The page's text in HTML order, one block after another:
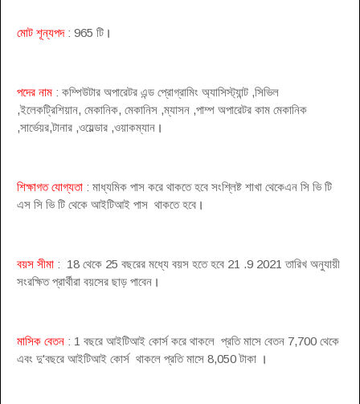
মোট শূন্যপদ: 965 টি ।
পদের নাম : কম্পিউটার অপারেটর এন্ড প্রোগ্রামিং অ্যাসিস্ট্যান্ট ,সিভিল
,ইলেকট্রিশিয়ান, মেকানিক, মেকানিস ,ম্যাসন ,পাম্প অপারেটর কাম মেকানিক
,সার্ভেয়র,টানার ,ওয়েল্ডার ,ওয়াকম্যান ।
শিক্ষাগত যোগ্যতা : মাধ্যমিক পাস করে থাকতে হবে সংশ্লিষ্ট শাখা থেকেএন সি ভি টি
এস সি ভি টি থেকে আইটিআই পাস থাকতে হবে ।
বয়স সীমা : 18 থেকে 25 বছরের মধ্যে বয়স হতে হবে 21 .9 2021 তারিখ অনুযায়ী
সংরক্ষিত প্রার্থীরা বয়সের ছাড় পাবেন ।
মাসিক বেতন : 1 বছরে আইটিআই কোর্স করে থাকলে প্রতি মাসে বেতন 7,700 থেকে
এবং দু'বছরে আইটিআই কোর্স থাকলে প্রতি মাসে 8,050 টাকা ।